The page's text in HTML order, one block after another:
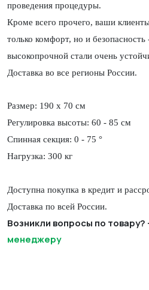
проведения процедуры.
Кроме всего прочего, ваши
только комфорт, но и безопасность
высокопрочной стали очень
Доставка во все регионы России.
Размер: 190 х 70 см
Регулировка высоты: 60 - 85 см
Спинная секция: 0 - 75 °
Нагрузка: 300 кг
Доступна покупка в кредит и
Доставка по всей России.
Возникли вопросы по товару?
менеджеру